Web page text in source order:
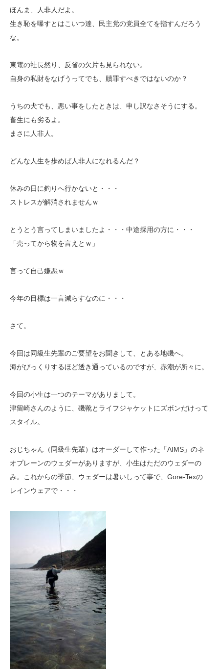
ほんま、人非人だよ。
生き恥を曝すとはこいつ達、民主党の党員全てを指すんだろう
な。
東電の社長然り、反省の欠片も見られない。
自身の私財をなげうってでも、贖罪すべきではないのか？
うちの犬でも、悪い事をしたときは、申し訳なさそうにする。
畜生にも劣るよ。
まさに人非人。
どんな人生を歩めば人非人になれるんだ？
休みの日に釣りへ行かないと・・・
ストレスが解消されませんｗ
とうとう言ってしまいましたよ・・・中途採用の方に・・・
「売ってから物を言えとｗ」
言って自己嫌悪ｗ
今年の目標は一言減らすなのに・・・
さて。
今回は同級生先輩のご要望をお聞きして、とある地磯へ。
海がびっくりするほど透き通っているのですが、赤潮が所々に。
今回の小生は一つのテーマがありまして。
津留崎さんのように、磯靴とライフジャケットにズボンだけって
スタイル。
おじちゃん（同級生先輩）はオーダーして作った「AIMS」のネ
オプレーンのウェダーがありますが、小生はただのウェダーの
み。これからの季節、ウェダーは暑いしって事で、Gore-Texの
レインウェアで・・・